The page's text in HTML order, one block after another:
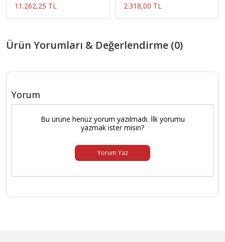
11.262,25 TL 2.318,00 TL
Ürün Yorumları & Değerlendirme (0)
Yorum
Bu ürüne henüz yorum yazılmadı. İlk yorumu
yazmak ister misin?
Yorum Yaz